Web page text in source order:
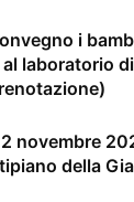
i
laboratorio
novembre
della